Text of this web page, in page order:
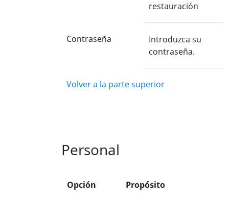
restauración
Contraseña
Introduzca su
contraseña.
Volver a la parte superior
Personal
Opción Propósito